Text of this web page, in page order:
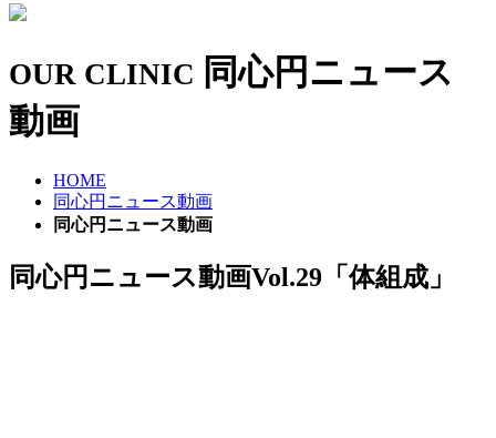
OUR CLINIC 同心円ニュース
動画
HOME
同心円ニュース動画
同心円ニュース動画
同心円ニュース動画Vol.29「体組成」